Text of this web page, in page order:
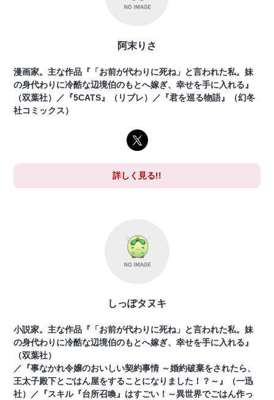
阿末りさ
漫画家。主な作品『「お前が代わりに死ね」と言われた私。妹
の身代わりに冷酷な辺境伯のもとへ嫁ぎ、幸せを手に入れる』
（双葉社）／『5CATS』（リブレ）／『君を巡る物語』（幻冬
社コミックス）
詳しく見る!!
しっぽタヌキ
小説家。主な作品『「お前が代わりに死ね」と言われた私。妹
の身代わりに冷酷な辺境伯のもとへ嫁ぎ、幸せを手に入れる』
（双葉社）
／『事なかれ令嬢のおいしい契約事情 ～婚約破棄をされたら、
王太子殿下とごはん屋をすることになりました！？～』（一迅
社）／『スキル『台所召喚』はすごい！～異世界でごはん作っ